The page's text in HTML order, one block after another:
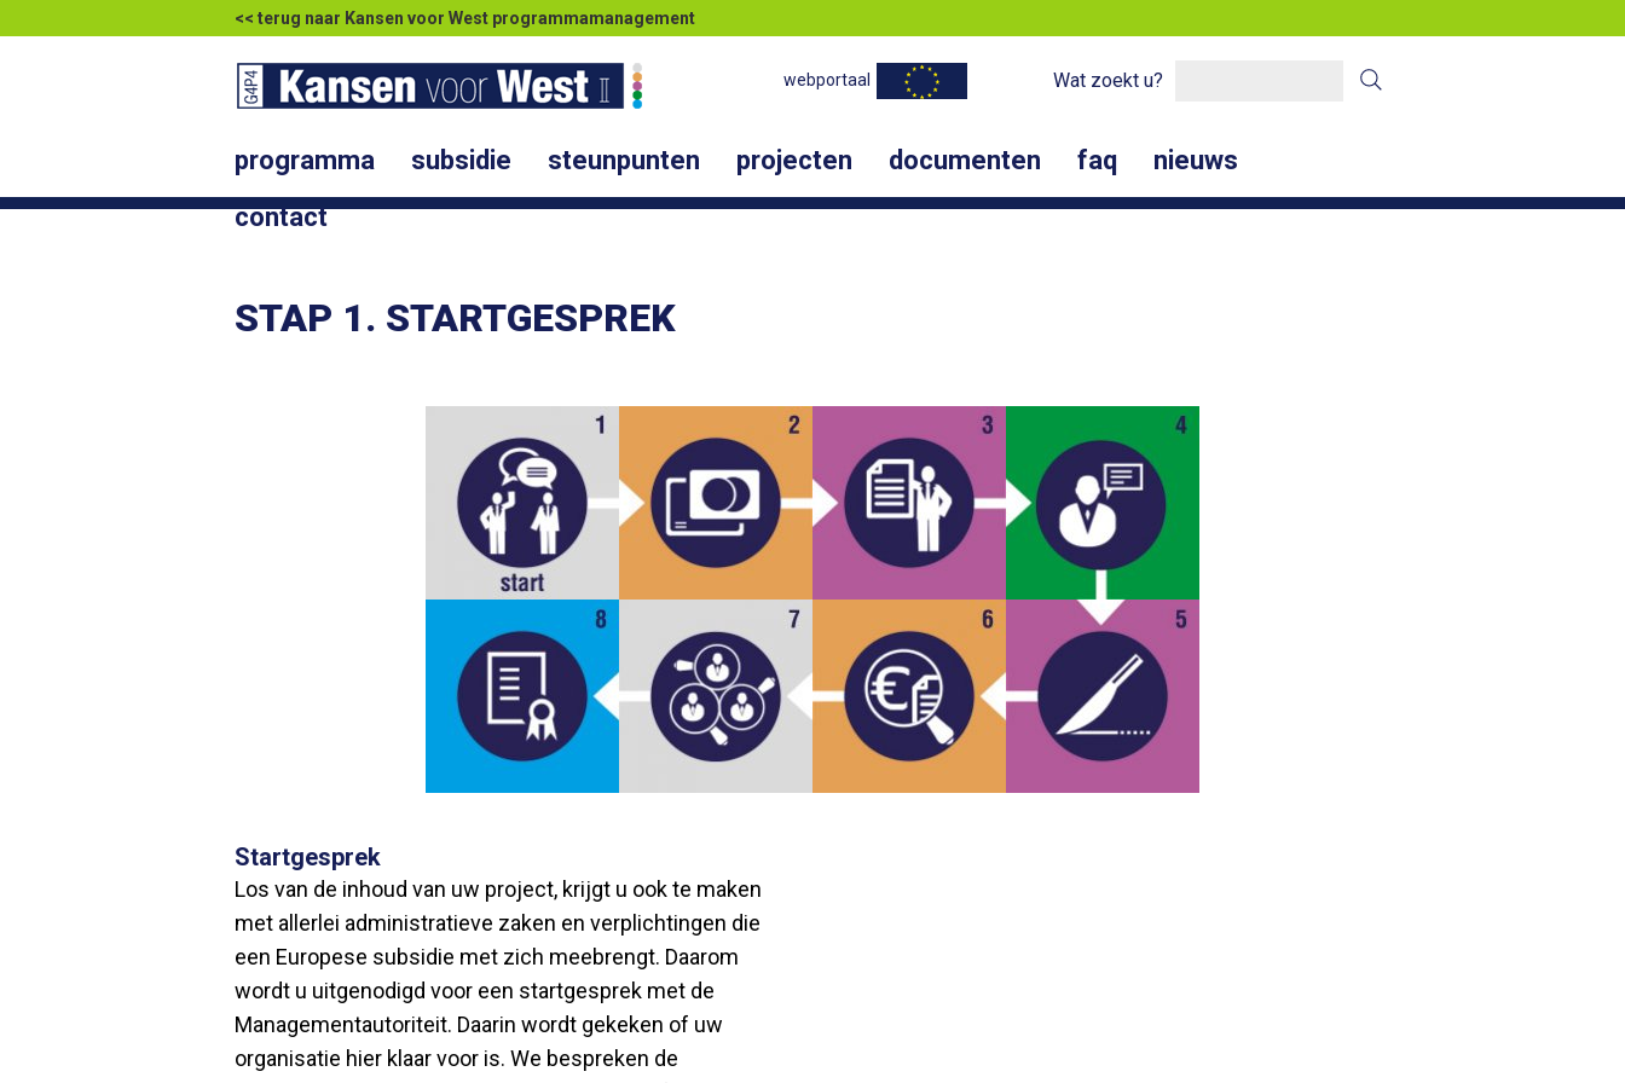
<< terug naar Kansen voor West programmamanagement
Wat zoekt u?
webportaal
programma subsidie steunpunten projecten documenten faq
nieuws
contact
STAP 1. STARTGESPREK
Startgesprek
Los van de inhoud van uw project, krijgt u ook te maken
met allerlei administratieve zaken en verplichtingen die
een Europese subsidie met zich meebrengt. Daarom
wordt u uitgenodigd voor een startgesprek met de
Managementautoriteit. Daarin wordt gekeken of uw
organisatie hier klaar voor is. We bespreken de